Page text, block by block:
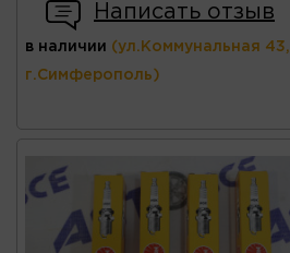
Написать отзыв
в наличии (ул.Коммунальная 43,
г.Симферополь)